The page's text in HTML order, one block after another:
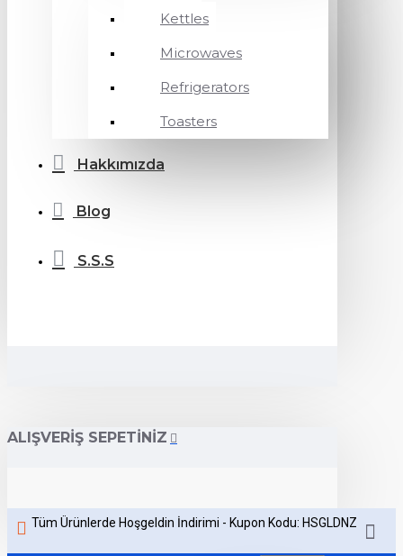
Kettles
Microwaves
Refrigerators
Toasters
Hakkımızda
Blog
S.S.S
ALIŞVERIŞ SEPETINIZ
Tüm Ürünlerde Hoşgeldin İndirimi - Kupon Kodu: HSGLDNZ